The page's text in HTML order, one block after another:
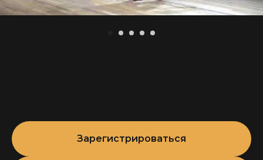
с фольклорных корней: в возрасте 7 лет он уже
выступал в детском коллективе на фестивалях
в Буэнос-Айресе. К двенадцати годам
вместе со звёздами первой величины, такими
как Мариано Морес. Уже в 1970 году
он покорял самое элегантное кабаре Буэнос-
Зарегистрироваться